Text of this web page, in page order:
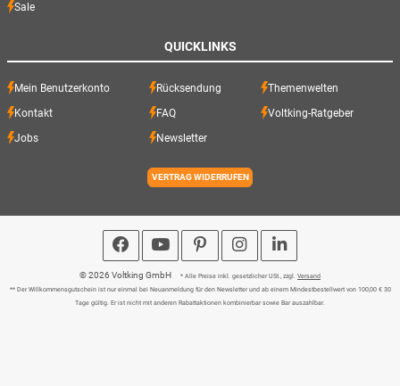
Sale
QUICKLINKS
Mein Benutzerkonto Rücksendung Themenwelten
Kontakt FAQ Voltking-Ratgeber
Jobs Newsletter
VERTRAG WIDERRUFEN
© 2026 Voltking GmbH * Alle Preise inkl. gesetzlicher USt., zzgl. Versand
** Der Willkommensgutschein ist nur einmal bei Neuanmeldung für den Newsletter und ab einem Mindestbestellwert von 100,00 € 30
Tage gültig. Er ist nicht mit anderen Rabattaktionen kombinierbar sowie Bar auszahlbar.